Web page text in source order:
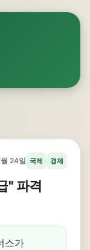
24일 국제 경제
" 파격
스가